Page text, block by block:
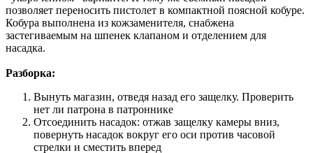
позволяет переносить пистолет в компактной поясной кобуре.
Кобура выполнена из кожзаменителя, снабжена
застегиваемым на шпенек клапаном и отделением для
насадка.
Разборка:
Вынуть магазин, отведя назад его защелку. Проверить
нет ли патрона в патроннике
Отсоединить насадок: отжав защелку камеры вниз,
повернуть насадок вокруг его оси против часовой
стрелки и сместить вперед